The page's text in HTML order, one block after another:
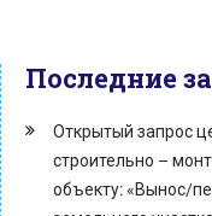
Последние
Открытый запрос
строительно –
объекту: «Вынос/